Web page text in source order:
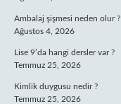
Ambalaj şişmesi neden olur ?
Ağustos 4, 2026
Lise 9’da hangi dersler var ?
Temmuz 25, 2026
Kimlik duygusu nedir ?
Temmuz 25, 2026